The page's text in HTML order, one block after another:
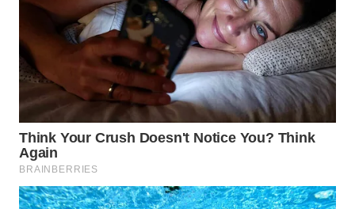
WAHANA
NEWS
WAHANA
TANI
WAHANA
ADVOKAT
WAHANA